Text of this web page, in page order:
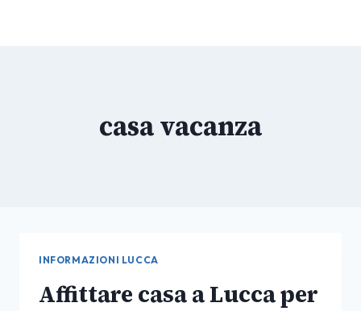
casa vacanza
INFORMAZIONI LUCCA
Affittare casa a Lucca per